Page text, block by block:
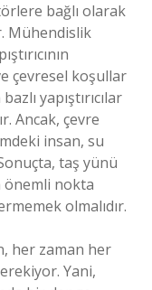
bağlı olarak
Mühendislik
çevresel koşullar
yapıştırıcılar
Ancak, çevre
insan, su
taş yünü
önemli nokta
olmalıdır.
her zaman her
Yani,